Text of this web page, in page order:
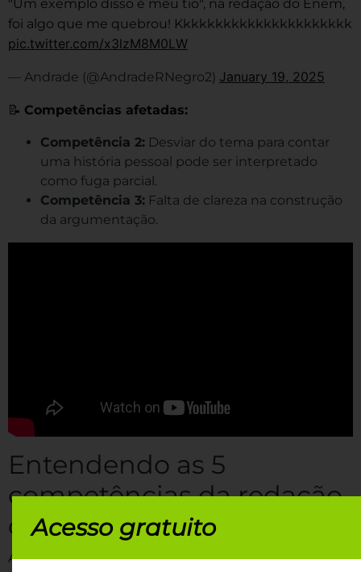
"Um exemplo disso é meu tio", na redação do Enem,
foi algo que me quebrou! Kkkkkkkkkkkkkkkkkkkkkk
pic.twitter.com/x3lzM8M0LW
— Andrade (@AndradeRNegro2) January 19, 2025
📝 Competências afetadas:
Competência 2: Desviar do tema para contar
uma história pessoal pode ser interpretado
como fuga parcial.
Competência 3: Falta de clareza na construção
da argumentação.
Entendendo as 5
competências da redação
do Enem
A correção da redação do Enem segue critérios bem
Acesso gratuito